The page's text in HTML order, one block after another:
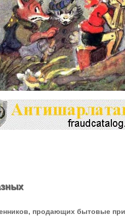
продающих бытовые